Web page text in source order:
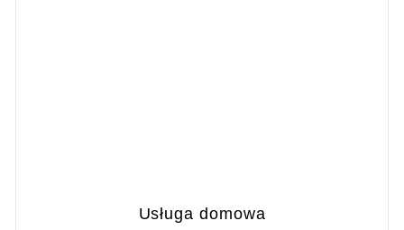
Usługa domowa